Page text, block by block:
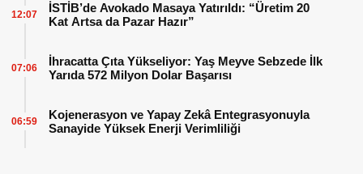
İSTİB’de Avokado Masaya Yatırıldı: “Üretim 20
Kat Artsa da Pazar Hazır”
12:07
İhracatta Çıta Yükseliyor: Yaş Meyve Sebzede İlk
Yarıda 572 Milyon Dolar Başarısı
07:06
Kojenerasyon ve Yapay Zekâ Entegrasyonuyla
Sanayide Yüksek Enerji Verimliliği
06:59